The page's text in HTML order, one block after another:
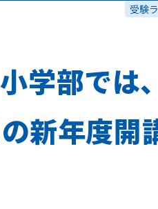
受験
学部では、
新年度開